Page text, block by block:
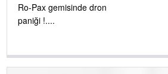
Ro-Pax gemisinde dron
paniği !....